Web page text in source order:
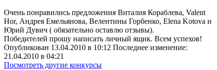
Очень понравились предложения Виталия Кораблева, Valent
Hor, Андрея Емельянова, Велентины Горбенко, Elena Kotova и
Юрий Дувич ( обязательно оставлю отзывы).
Победителей прошу написать личный ящик. Всем успехов!
Опубликован 13.04.2010 в 10:12 Последнее изменение:
21.04.2010 в 04:21
Посмотреть другие конкурсы